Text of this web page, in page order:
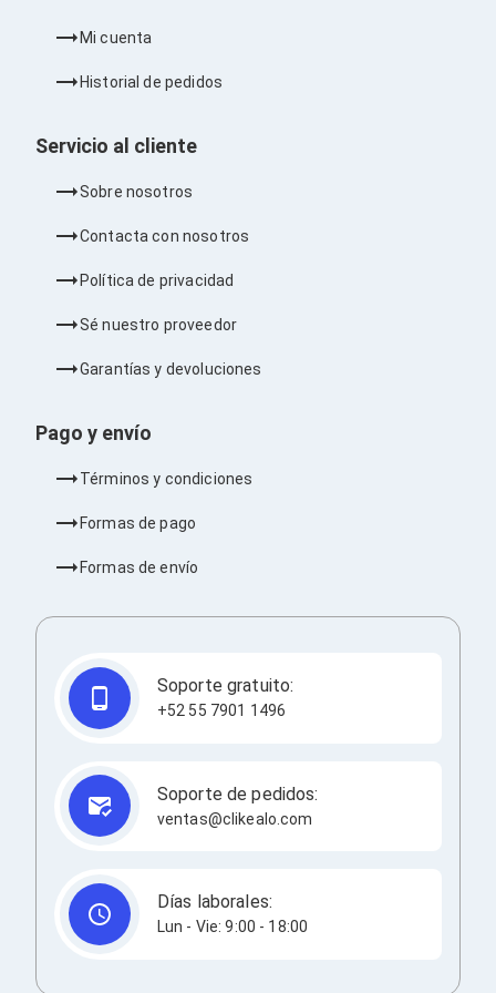
Accesorios para Cables
Conectores
Herramientas para Cables
Pinzas Ponchadoras
Probadores de Cable
Cortadoras de Cable
Protectores para Cables
Cables para Impresoras
Cableado Estructurado
Sujetadores de Cables
Cinchos
Adaptadores
Adaptadores PC
Adaptadores PC Serial
Adaptadores PC SATA
Adaptadores PC IDE
Adaptadores PC Teclado
Bluetooth
Adaptadores Video
Adaptadores Video DisplayPort
Divisores de Video
Extensores y Receptores de Vídeo
Adaptadores Video VGA / HD15
Repetidores USB
Adaptadores Audio
Adaptadores Audio AUX
Dispositivos de Entrada
Mousepads
Controles de Juego para PC
Servidores
Accesorios para Servidores
Charolas para Racks y Gabinetes
Mi cuenta
Historial de pedidos
Servicio al cliente
Sobre nosotros
Contacta con nosotros
Política de privacidad
Sé nuestro proveedor
Garantías y devoluciones
Pago y envío
Términos y condiciones
Formas de pago
Formas de envío
Soporte gratuito:
+52 55 7901 1496
Soporte de pedidos:
ventas@clikealo.com
Días laborales:
Lun - Vie: 9:00 - 18:00